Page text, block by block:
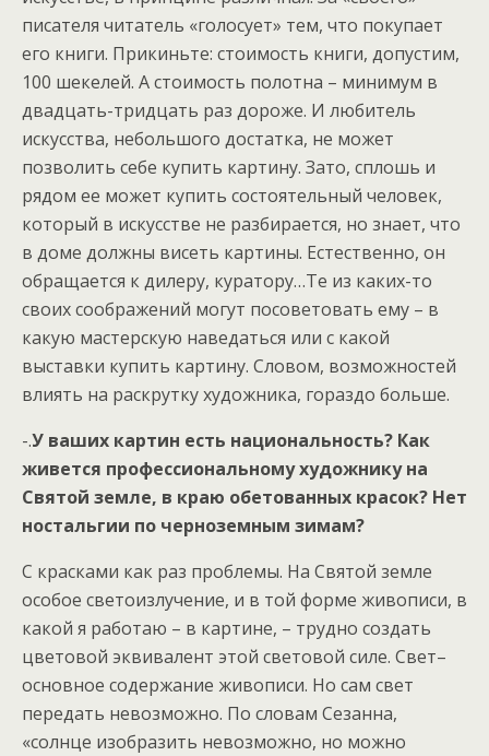
писателя читатель «голосует» тем, что покупает
его книги. Прикиньте: стоимость книги, допустим,
100 шекелей. А стоимость полотна – минимум в
двадцать-тридцать раз дороже. И любитель
искусства, небольшого достатка, не может
позволить себе купить картину. Зато, сплошь и
рядом ее может купить состоятельный человек,
который в искусстве не разбирается, но знает, что
в доме должны висеть картины. Естественно, он
обращается к дилеру, куратору…Те из каких-то
своих соображений могут посоветовать ему – в
какую мастерскую наведаться или с какой
выставки купить картину. Словом, возможностей
влиять на раскрутку художника, гораздо больше.
-.У ваших картин есть национальность? Как
живется профессиональному художнику на
Святой земле, в краю обетованных красок? Нет
ностальгии по черноземным зимам?
С красками как раз проблемы. На Святой земле
особое светоизлучение, и в той форме живописи, в
какой я работаю – в картине, – трудно создать
цветовой эквивалент этой световой силе. Свет–
основное содержание живописи. Но сам свет
передать невозможно. По словам Сезанна,
«солнце изобразить невозможно, но можно